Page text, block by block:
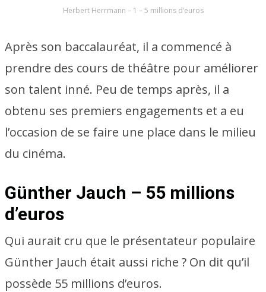
Herbert Herrmann – 1 – 5 millions d’euros
Après son baccalauréat, il a commencé à
prendre des cours de théâtre pour améliorer
son talent inné. Peu de temps après, il a
obtenu ses premiers engagements et a eu
l’occasion de se faire une place dans le milieu
du cinéma.
Günther Jauch – 55 millions
d’euros
Qui aurait cru que le présentateur populaire
Günther Jauch était aussi riche ? On dit qu’il
possède 55 millions d’euros.